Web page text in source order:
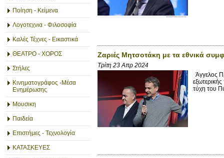
Ποίηση - Κείμενα
Λογοτεχνια - Φιλοσοφία
Καλές Τέχνες - Εικαστικά
ΘΕΑΤΡΟ - ΧΟΡΟΣ
Στήλες
Κινηματογράφος -Μέσα
Ενημέρωσης
Μουσικη
Παιδεία
Επιστήμες - Τεχνολογία
ΚΑΤΑΣΚΕΥΕΣ
Ζαριές Μητσοτάκη με τα εθνικά
Τρίτη 23 Απρ 2024
Άγγελος
τύχη του